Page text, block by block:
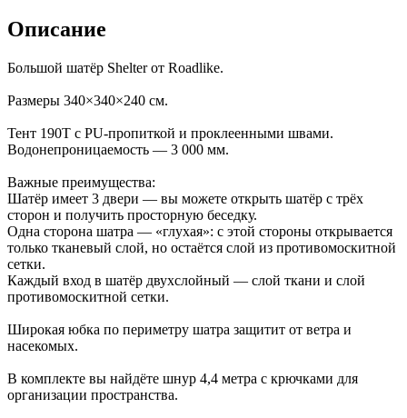
Описание
Большой шатёр Shelter от Roadlike.
Размеры 340×340×240 см.
Тент 190T с PU-пропиткой и проклеенными швами.
Водонепроницаемость — 3 000 мм.
Важные преимущества:
Шатёр имеет 3 двери — вы можете открыть шатёр с трёх
сторон и получить просторную беседку.
Одна сторона шатра — «глухая»: с этой стороны открывается
только тканевый слой, но остаётся слой из противомоскитной
сетки.
Каждый вход в шатёр двухслойный — слой ткани и слой
противомоскитной сетки.
Широкая юбка по периметру шатра защитит от ветра и
насекомых.
В комплекте вы найдёте шнур 4,4 метра с крючками для
организации пространства.